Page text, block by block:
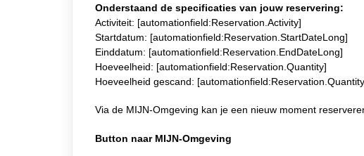
Onderstaand de specificaties van jouw reservering:
Activiteit: [automationfield:Reservation.Activity]
Startdatum: [automationfield:Reservation.StartDateLong]
Einddatum: [automationfield:Reservation.EndDateLong]
Hoeveelheid: [automationfield:Reservation.Quantity]
Hoeveelheid gescand:
Via de MIJN-Omgeving kan je een nieuw moment
Button naar MIJN-Omgeving